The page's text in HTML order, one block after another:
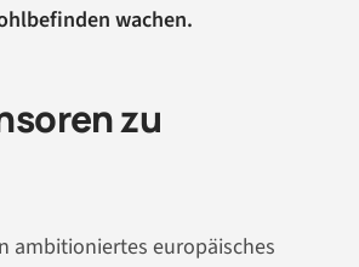
wachen.
zu
ambitioniertes europäisches